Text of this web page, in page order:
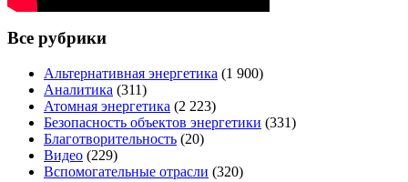
Все рубрики
Альтернативная энергетика (1 900)
Аналитика (311)
Атомная энергетика (2 223)
Безопасность объектов энергетики (331)
Благотворительность (20)
Видео (229)
Вспомогательные отрасли (320)